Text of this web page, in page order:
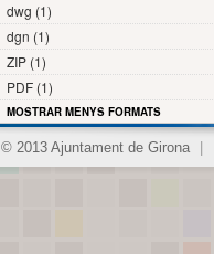
dwg (1)
dgn (1)
ZIP (1)
PDF (1)
MOSTRAR MENYS FORMATS
© 2013 Ajuntament de Girona